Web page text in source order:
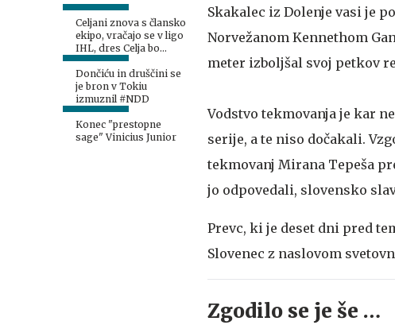
Celjani znova s člansko
ekipo, vračajo se v ligo
IHL, dres Celja bo
oblekel tudi Miha Zajc
Dončiću in druščini se
je bron v Tokiu
izmuznil #NDD
Konec "prestopne
sage" Vinicius Junior
Skakalec iz Dolenje vasi je
Norvežanom Kennethom
meter izboljšal svoj petkov
Vodstvo tekmovanja je kar
serije, a te niso dočakali.
tekmovanj Mirana Tepeša
jo odpovedali, slovensko
Prevc, ki je deset dni pred
Slovenec z naslovom
Zgodilo se je še …